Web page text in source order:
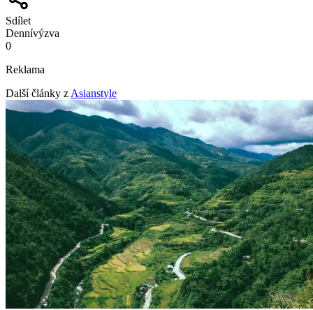
Sdílet
Dennívýzva
0
Reklama
Další články z Asianstyle